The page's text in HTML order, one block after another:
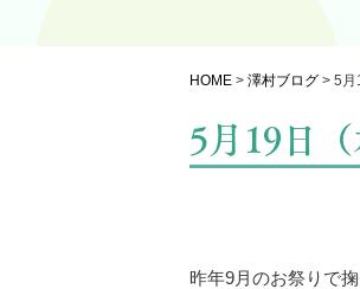
HOME > 澤村ブログ > 5月
5月19日
昨年9月のお祭りで